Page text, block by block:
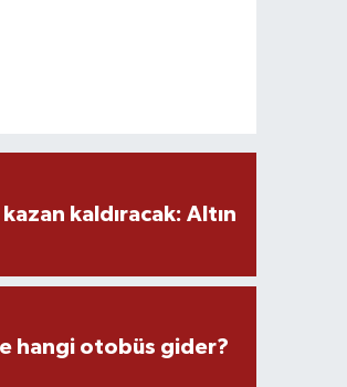
kaldıracak: Altın
hangi otobüs gider?